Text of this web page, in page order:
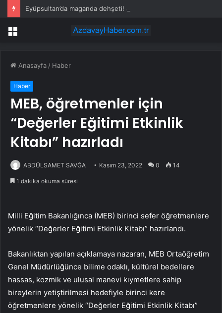
Menü
Anasayfa / Haber
Haber
MEB, öğretmenler için
“Değerler Eğitimi Etkinlik
Kitabı” hazırladı
ABDÜLSAMET SAVĞA Kasım 23, 2022 0 14
1 dakika okuma süresi
Milli Eğitim Bakanlığınca (MEB) birinci sefer öğretmenlere
yönelik “Değerler Eğitimi Etkinlik Kitabı” hazırlandı.
Bakanlıktan yapılan açıklamaya nazaran, MEB Ortaöğretim
Genel Müdürlüğünce bilime odaklı, kültürel bedellere
hassas, kozmik ve ulusal manevi kıymetlere sahip
bireylerin yetiştirilmesi hedefiyle birinci kere
öğretmenlere yönelik “Değerler Eğitimi Etkinlik Kitabı”